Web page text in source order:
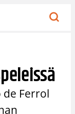
de Ferrol